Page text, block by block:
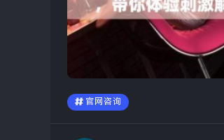
官网咨询